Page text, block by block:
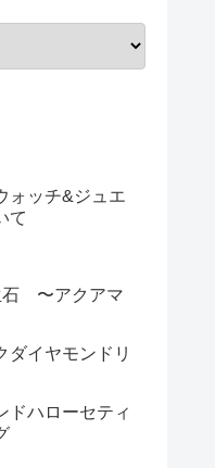
ッチ&ジュエ
て
石 〜アクアマ
ダイヤモンドリ
ドハローセティ